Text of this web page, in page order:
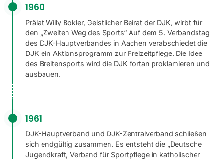
1960
Prälat Willy Bokler, Geistlicher Beirat der DJK, wirbt für
den „Zweiten Weg des Sports“ Auf dem 5. Verbandstag
des DJK-Hauptverbandes in Aachen verabschiedet die
DJK ein Aktionsprogramm zur Freizeitpflege. Die Idee
des Breitensports wird die DJK fortan proklamieren und
ausbauen.
1961
DJK-Hauptverband und DJK-Zentralverband schließen
sich endgültig zusammen. Es entsteht die „Deutsche
Jugendkraft, Verband für Sportpflege in katholischer